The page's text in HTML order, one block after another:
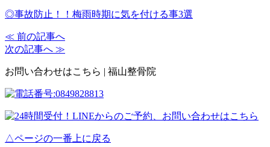
◎事故防止！！梅雨時期に気を付ける事3選
≪ 前の記事へ
次の記事へ ≫
お問い合わせはこちら | 福山整骨院
△ページの一番上に戻る